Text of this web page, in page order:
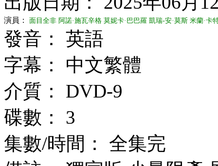
演員： 面目全非 阿諾·施瓦辛格 莫妮卡·巴巴羅 凱瑞-安·莫斯 米蘭·卡
發音： 英語
字幕： 中文繁體
介質： DVD-9
碟數： 3
集數/時間： 全集完